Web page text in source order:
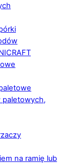
paletowych,
na ramię lub